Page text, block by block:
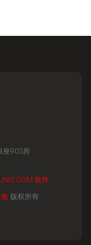
座903房
软件
版权所有